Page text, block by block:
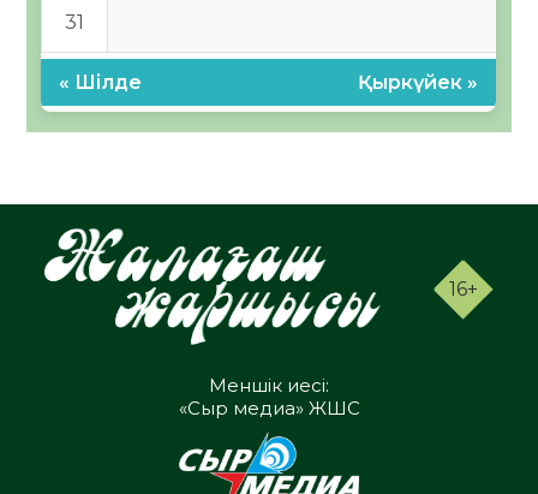
31
« Шілде Қыркүйек »
16+
Меншік иесі:
«Сыр медиа» ЖШС